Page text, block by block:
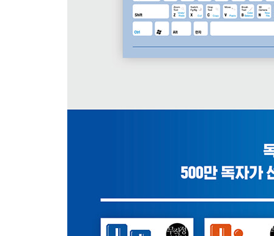
04 | 이미지에 특수한 색상 적용하기 →
2 Invert를 이용하여 보색으로 반전하기
PART 4. 레이어와 채널을 이용한 이미지 합성하기
1 레이어 알아보기